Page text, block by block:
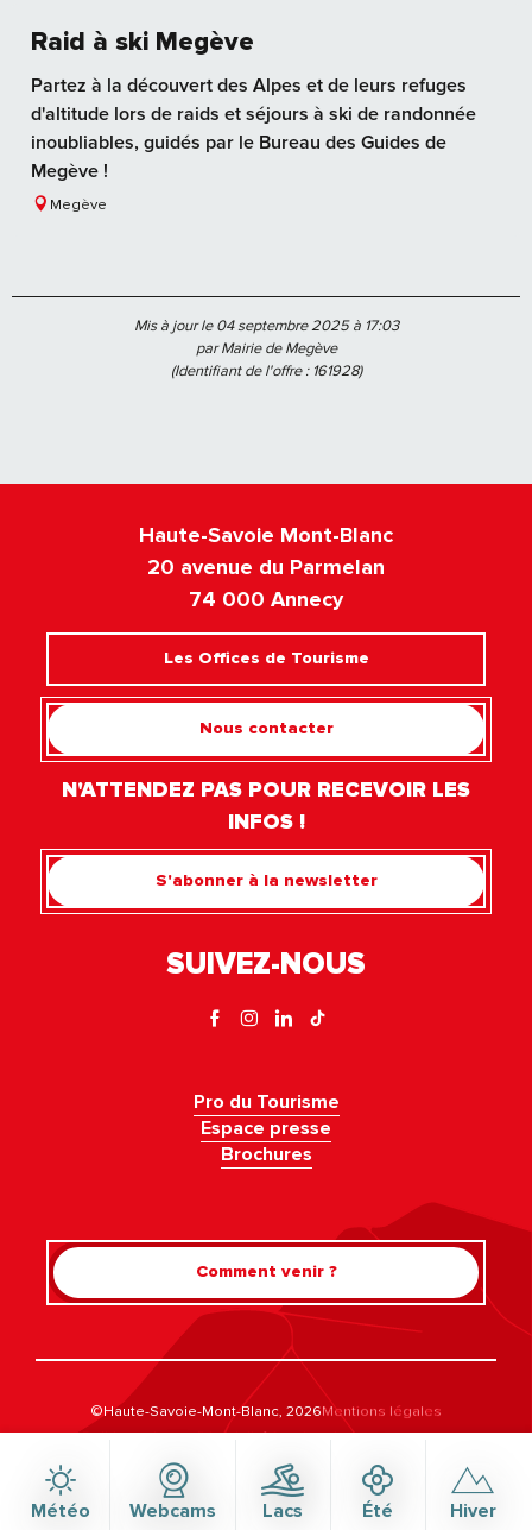
Météo Webcams Lacs Été Hiver
Rechercher
Raid à ski Megève
Partez à la découvert des Alpes et de leurs refuges
d'altitude lors de raids et séjours à ski de randonnée
inoubliables, guidés par le Bureau des Guides de
Megève !
Megève
Mis à jour le 04 septembre 2025 à 17:03
par Mairie de Megève
(Identifiant de l'offre : 161928)
Haute-Savoie Mont-Blanc
20 avenue du Parmelan
74 000 Annecy
Les Offices de Tourisme
Nous contacter
N'ATTENDEZ PAS POUR RECEVOIR LES
INFOS !
S'abonner à la newsletter
SUIVEZ-NOUS
Pro du Tourisme
Espace presse
Brochures
Comment venir ?
©Haute-Savoie-Mont-Blanc, 2026Mentions légales
Politique de confidentialitéGestion du consentement
Accessibilité : non conforme
Plan du site